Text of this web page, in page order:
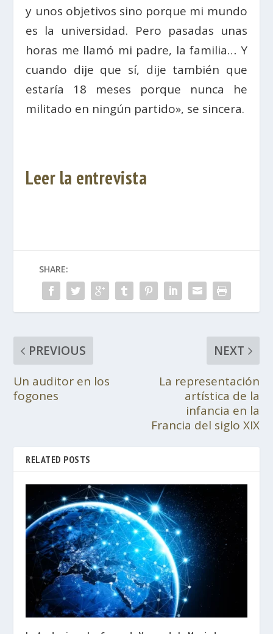
y unos objetivos sino porque mi mundo
es la universidad. Pero pasadas unas
horas me llamó mi padre, la familia… Y
cuando dije que sí, dije también que
estaría 18 meses porque nunca he
militado en ningún partido», se sincera.
Leer la entrevista
SHARE:
PREVIOUS
Un auditor en los
fogones
NEXT
La representación
artística de la
infancia en la
Francia del siglo XIX
RELATED POSTS